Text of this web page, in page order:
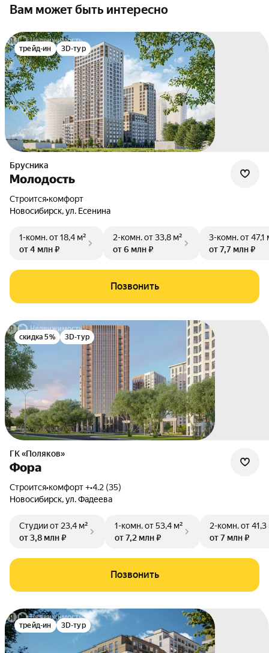
Вам может быть интересно
трейд-ин 3D-тур
Брусника
Молодость
Строится•комфорт
Новосибирск,ул. Есенина
1-комн.от 18,4 м²
от 4 млн ₽
2-комн.от 33,8 м²
от 6 млн ₽
3-комн.от 47,1
от 7,7 млн ₽
Позвонить
скидка 5% 3D-тур
ГК «Поляков»
Фора
Строится•комфорт +•4.2 (35)
Новосибирск,ул. Фадеева
Студииот 23,4 м²
от 3,8 млн ₽
1-комн.от 53,4 м²
от 7,2 млн ₽
2-комн.от 41,3
от 7 млн ₽
Позвонить
трейд-ин 3D-тур